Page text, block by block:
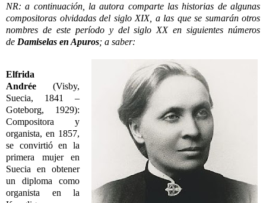
NR: a continuación, la autora comparte las historias de algunas
compositoras olvidadas del siglo XIX, a las que se sumarán otros
nombres de este período y del siglo XX en siguientes números
de Damiselas en Apuros; a saber:
Elfrida
Andrée
(Visby,
Suecia, 1841 –
Goteborg, 1929):
Compositora y
organista, en 1857,
se convirtió en la
primera mujer en
Suecia en obtener
un diploma como
organista en la